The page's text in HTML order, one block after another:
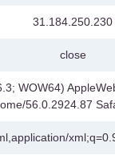
31.184.250.230
close
WOW64)
56.0.2924.87